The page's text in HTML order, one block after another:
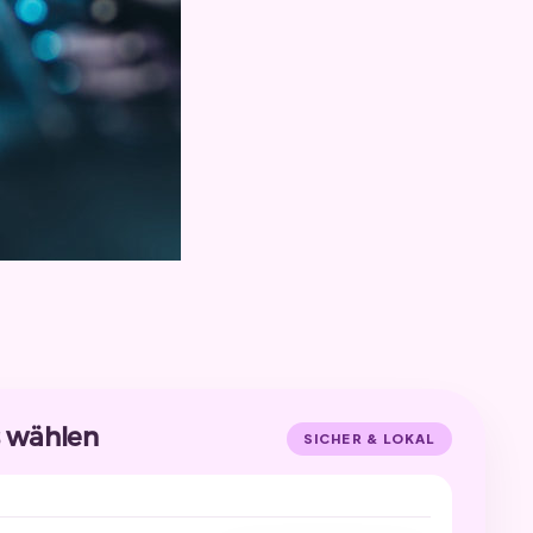
wählen SICHER & LOKAL